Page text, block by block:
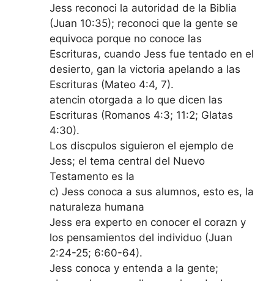
Jess reconoci la autoridad de la Biblia
(Juan 10:35); reconoci que la gente se
equivoca porque no conoce las
Escrituras, cuando Jess fue tentado en el
desierto, gan la victoria apelando a las
Escrituras (Mateo 4:4, 7).
atencin otorgada a lo que dicen las
Escrituras (Romanos 4:3; 11:2; Glatas
4:30).
Los discpulos siguieron el ejemplo de
Jess; el tema central del Nuevo
Testamento es la
c) Jess conoca a sus alumnos, esto es, la
naturaleza humana
Jess era experto en conocer el corazn y
los pensamientos del individuo (Juan
2:24-25; 6:60-64).
Jess conoca y entenda a la gente;